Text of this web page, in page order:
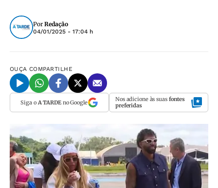
Por Redação
04/01/2025 - 17:04 h
OUÇA COMPARTILHE
Siga o A TARDEno Google Nos adicione às suas fontes
preferidas